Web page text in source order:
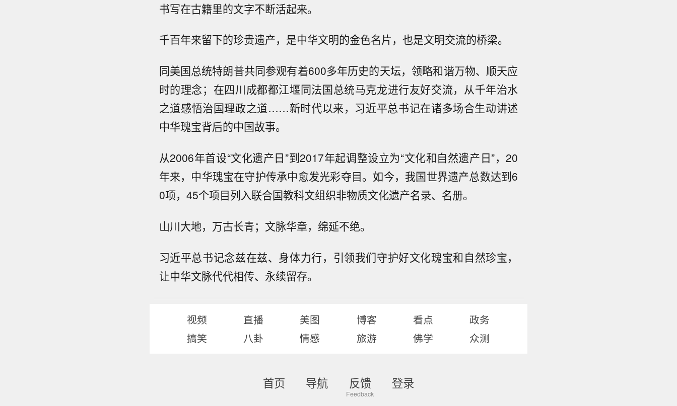
书写在古籍里的文字不断活起来。
千百年来留下的珍贵遗产，是中华文明的金色名片，也是文明交流的桥梁。
同美国总统特朗普共同参观有着600多年历史的天坛，领略和谐万物、顺天应
时的理念；在四川成都都江堰同法国总统马克龙进行友好交流，从千年治水
之道感悟治国理政之道……新时代以来，习近平总书记在诸多场合生动讲述
中华瑰宝背后的中国故事。
从2006年首设“文化遗产日”到2017年起调整设立为“文化和自然遗产日”，20
年来，中华瑰宝在守护传承中愈发光彩夺目。如今，我国世界遗产总数达到6
0项，45个项目列入联合国教科文组织非物质文化遗产名录、名册。
山川大地，万古长青；文脉华章，绵延不绝。
习近平总书记念兹在兹、身体力行，引领我们守护好文化瑰宝和自然珍宝，
让中华文脉代代相传、永续留存。
视频 直播 美图 博客 看点
政务
搞笑
八卦 情感 旅游 佛学 众测
首页 导航 反馈 登录